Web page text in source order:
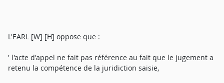
L'EARL [W] [H] oppose que :
' l'acte d'appel ne fait pas référence au fait que le jugement a
retenu la compétence de la juridiction saisie,